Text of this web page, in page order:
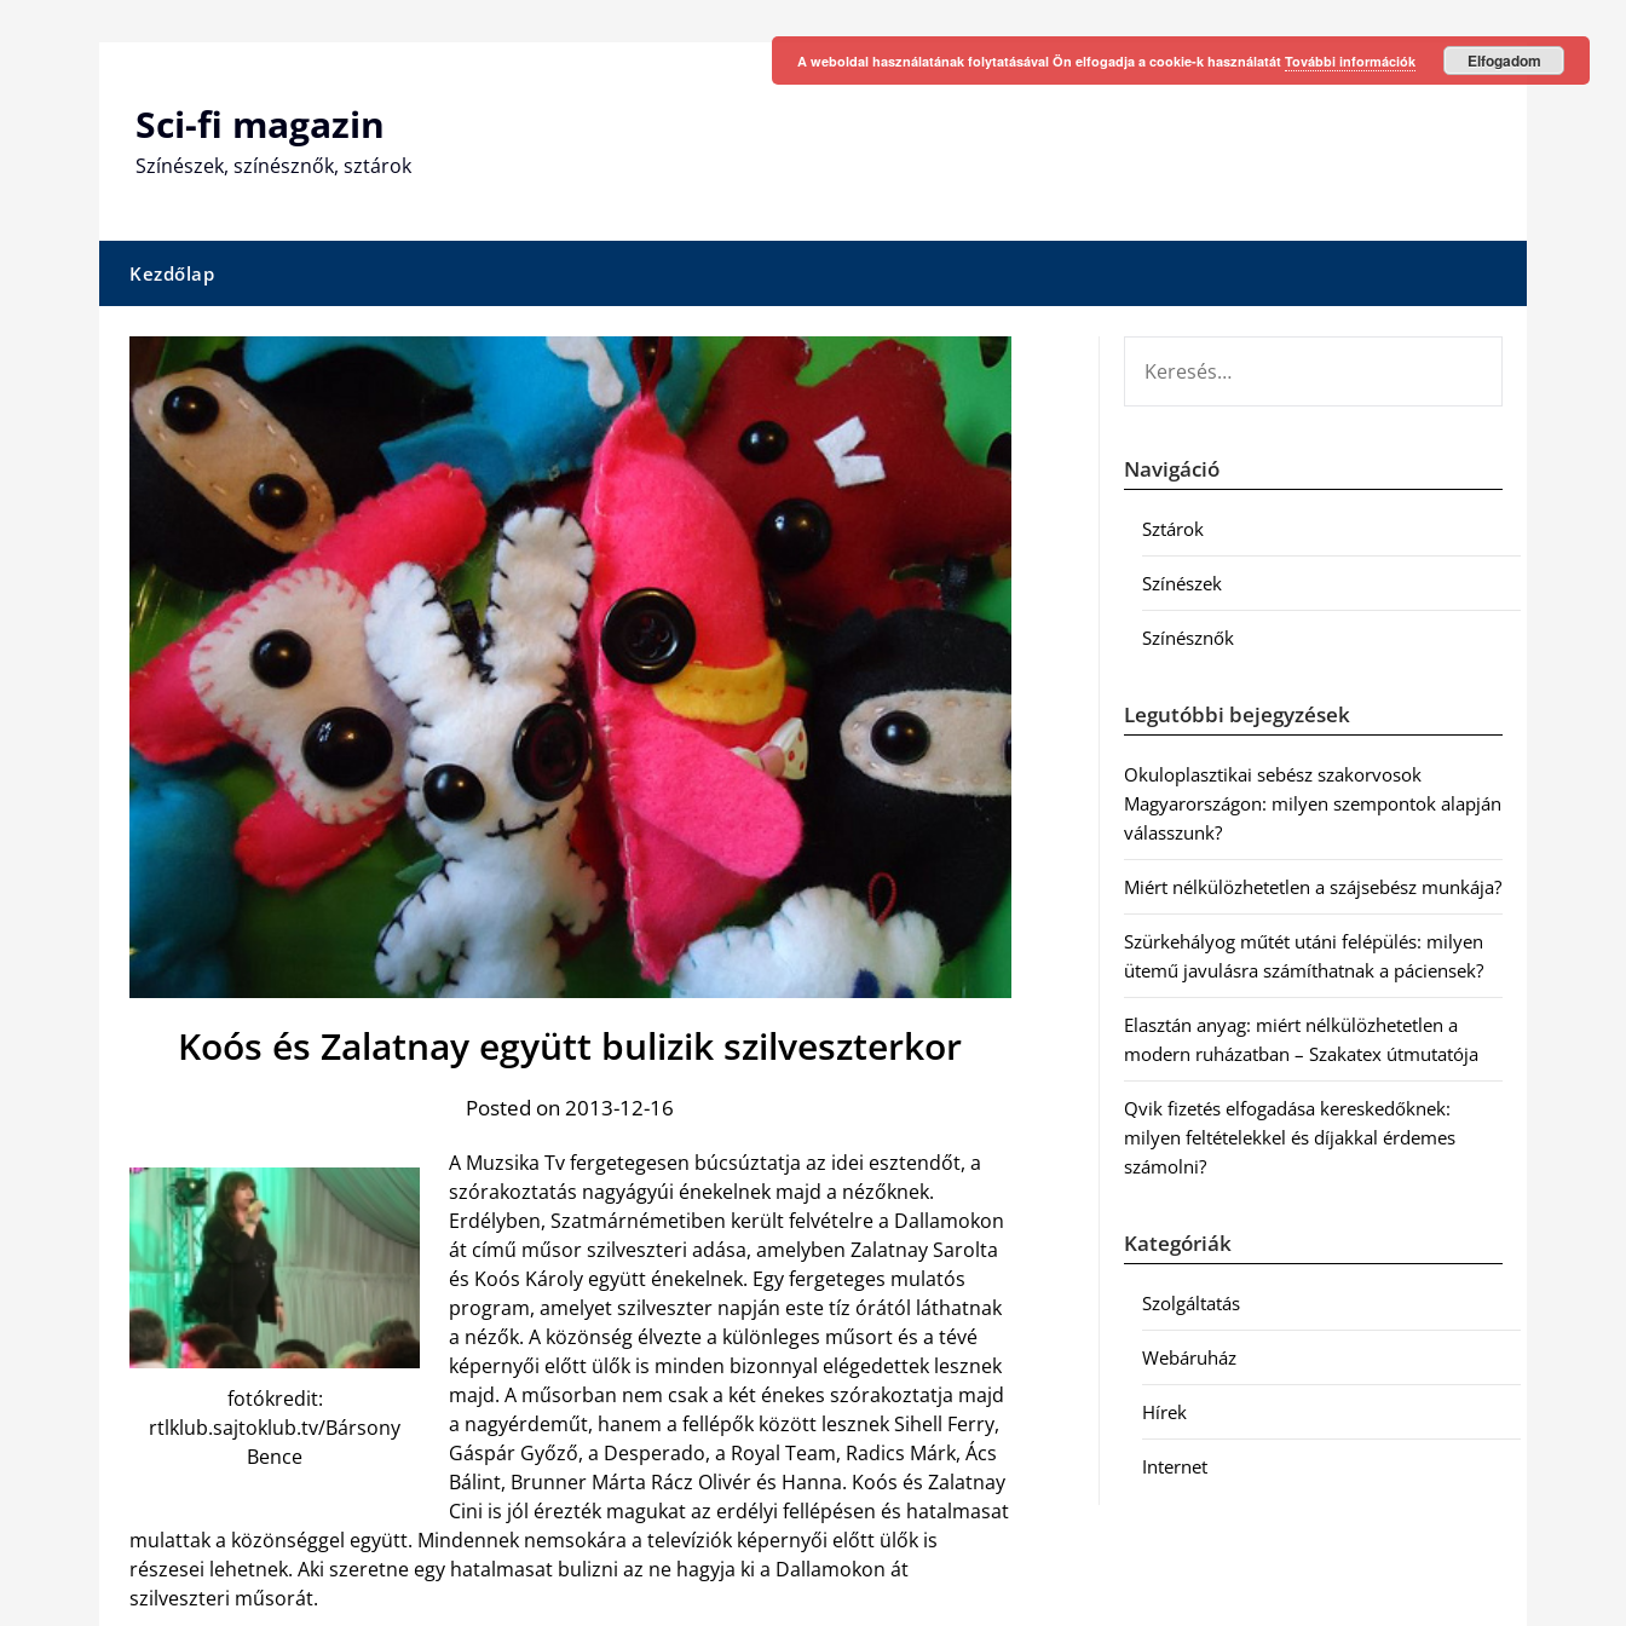
Sci-fi magazin
Színészek, színésznők, sztárok
Kezdőlap
Koós és Zalatnay együtt bulizik szilveszterkor
Posted on 2013-12-16
fotókredit:
rtlklub.sajtoklub.tv/Bársony
Bence
A Muzsika Tv fergetegesen búcsúztatja az idei esztendőt, a
szórakoztatás nagyágyúi énekelnek majd a nézőknek.
Erdélyben, Szatmárnémetiben került felvételre a Dallamokon
át című műsor szilveszteri adása, amelyben Zalatnay Sarolta
és Koós Károly együtt énekelnek. Egy fergeteges mulatós
program, amelyet szilveszter napján este tíz órától láthatnak
a nézők. A közönség élvezte a különleges műsort és a tévé
képernyői előtt ülők is minden bizonnyal elégedettek lesznek
majd. A műsorban nem csak a két énekes szórakoztatja majd
a nagyérdeműt, hanem a fellépők között lesznek Sihell Ferry,
Gáspár Győző, a Desperado, a Royal Team, Radics Márk, Ács
Bálint, Brunner Márta Rácz Olivér és Hanna. Koós és Zalatnay
Cini is jól érezték magukat az erdélyi fellépésen és hatalmasat
mulattak a közönséggel együtt. Mindennek nemsokára a televíziók képernyői előtt ülők is
részesei lehetnek. Aki szeretne egy hatalmasat bulizni az ne hagyja ki a Dallamokon át
szilveszteri műsorát.
Navigáció
Sztárok
Színészek
Színésznők
Legutóbbi bejegyzések
Okuloplasztikai sebész szakorvosok
Magyarországon: milyen szempontok alapján
válasszunk?
Miért nélkülözhetetlen a szájsebész munkája?
Szürkehályog műtét utáni felépülés: milyen
ütemű javulásra számíthatnak a páciensek?
Elasztán anyag: miért nélkülözhetetlen a
modern ruházatban – Szakatex útmutatója
Qvik fizetés elfogadása kereskedőknek:
milyen feltételekkel és díjakkal érdemes
számolni?
Kategóriák
Szolgáltatás
Webáruház
Hírek
Internet
A weboldal használatának folytatásával Ön elfogadja a cookie-k használatát További információk Elfogadom